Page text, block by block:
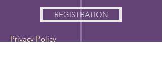
REGISTRATION
Privacy Policy